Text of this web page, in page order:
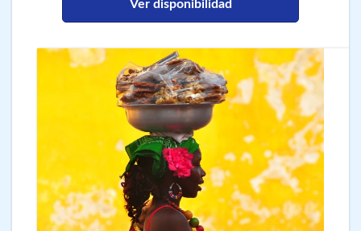
Ver disponibilidad